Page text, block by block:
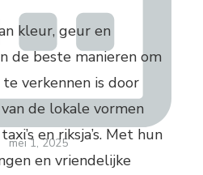
mei 1, 2025
kleur, geur en
de beste manieren om
verkennen is door
de lokale vormen
en riksja’s. Met hun
en vriendelijke